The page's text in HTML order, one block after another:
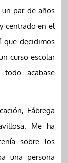
un par de años
centrado en el
que decidimos
curso escolar
acabase
Fábrega
Me ha
sobre los
una persona